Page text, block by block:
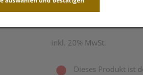
inkl. 20% MwSt.
Dieses Produkt ist